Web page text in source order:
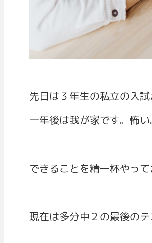
先日は３年生の私立の入試
一年後は我が家です。怖い
できることを精一杯やっ
現在は多分中２の最後のテ